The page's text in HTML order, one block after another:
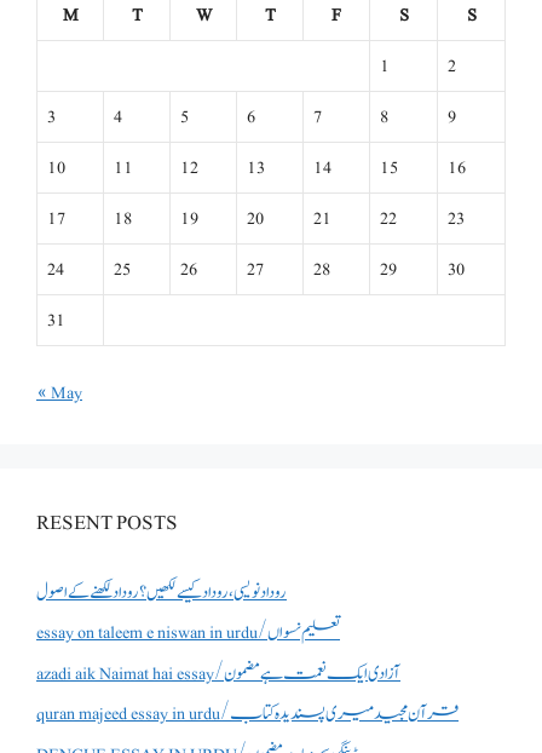
M
T W T F S
S
1
2
3
4 5 6 7 8
9
10
11 12 13 14 15
16
17
18 19 20 21 22
23
24
25 26 27 28 29
30
31
« May
RESENT POSTS
روداد نویسی ،روداد کیسے لکھیں؟ روداد لکھنے کے اصول
essay on taleem e niswan in urdu/تعلیم نسواں
azadi aik Naimat hai essay/آزادی ایک نعمت ہے مضمون
quran majeed essay in urdu/قرآن مجید میری پسندیدہ کتاب